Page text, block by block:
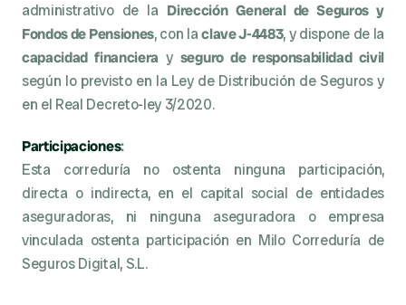
administrativo de la Dirección General de Seguros y
Fondos de Pensiones, con la clave J-4483
capacidad financiera y seguro de responsabilidad civil
según lo previsto en la Ley de Distribución de Seguros y
en el Real Decreto-ley 3/2020.
Participaciones:
Esta correduría no ostenta ninguna participación,
directa o indirecta, en el capital social de entidades
aseguradoras, ni ninguna aseguradora o empresa
vinculada ostenta participación en Milo Correduría de
Seguros Digital, S.L.